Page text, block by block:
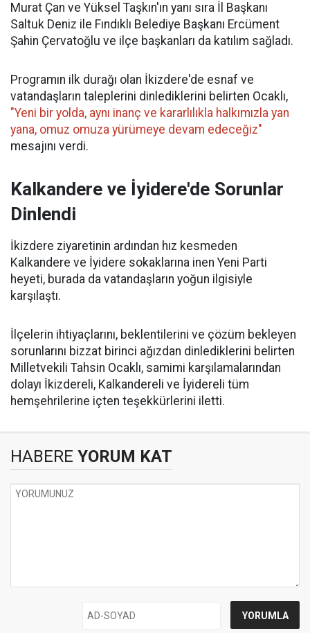
Murat Çan ve Yüksel Taşkın'ın yanı sıra İl Başkanı
Saltuk Deniz ile Fındıklı Belediye Başkanı Ercüment
Şahin Çervatoğlu ve ilçe başkanları da katılım sağladı.
Programın ilk durağı olan İkizdere'de esnaf ve
vatandaşların taleplerini dinlediklerini belirten Ocaklı,
"Yeni bir yolda, aynı inanç ve kararlılıkla halkımızla yan
yana, omuz omuza yürümeye devam edeceğiz"
mesajını verdi.
Kalkandere ve İyidere'de Sorunlar
Dinlendi
İkizdere ziyaretinin ardından hız kesmeden
Kalkandere ve İyidere sokaklarına inen Yeni Parti
heyeti, burada da vatandaşların yoğun ilgisiyle
karşılaştı.
İlçelerin ihtiyaçlarını, beklentilerini ve çözüm bekleyen
sorunlarını bizzat birinci ağızdan dinlediklerini belirten
Milletvekili Tahsin Ocaklı, samimi karşılamalarından
dolayı İkizdereli, Kalkandereli ve İyidereli tüm
hemşehrilerine içten teşekkürlerini iletti.
HABERE YORUM KAT